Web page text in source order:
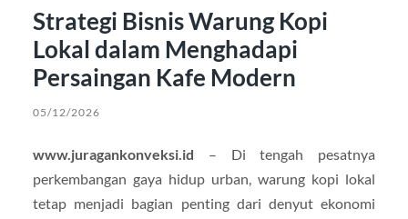
Strategi Bisnis Warung Kopi
Lokal dalam Menghadapi
Persaingan Kafe Modern
05/12/2026
www.juragankonveksi.id – Di tengah pesatnya
perkembangan gaya hidup urban, warung kopi lokal
tetap menjadi bagian penting dari denyut ekonomi